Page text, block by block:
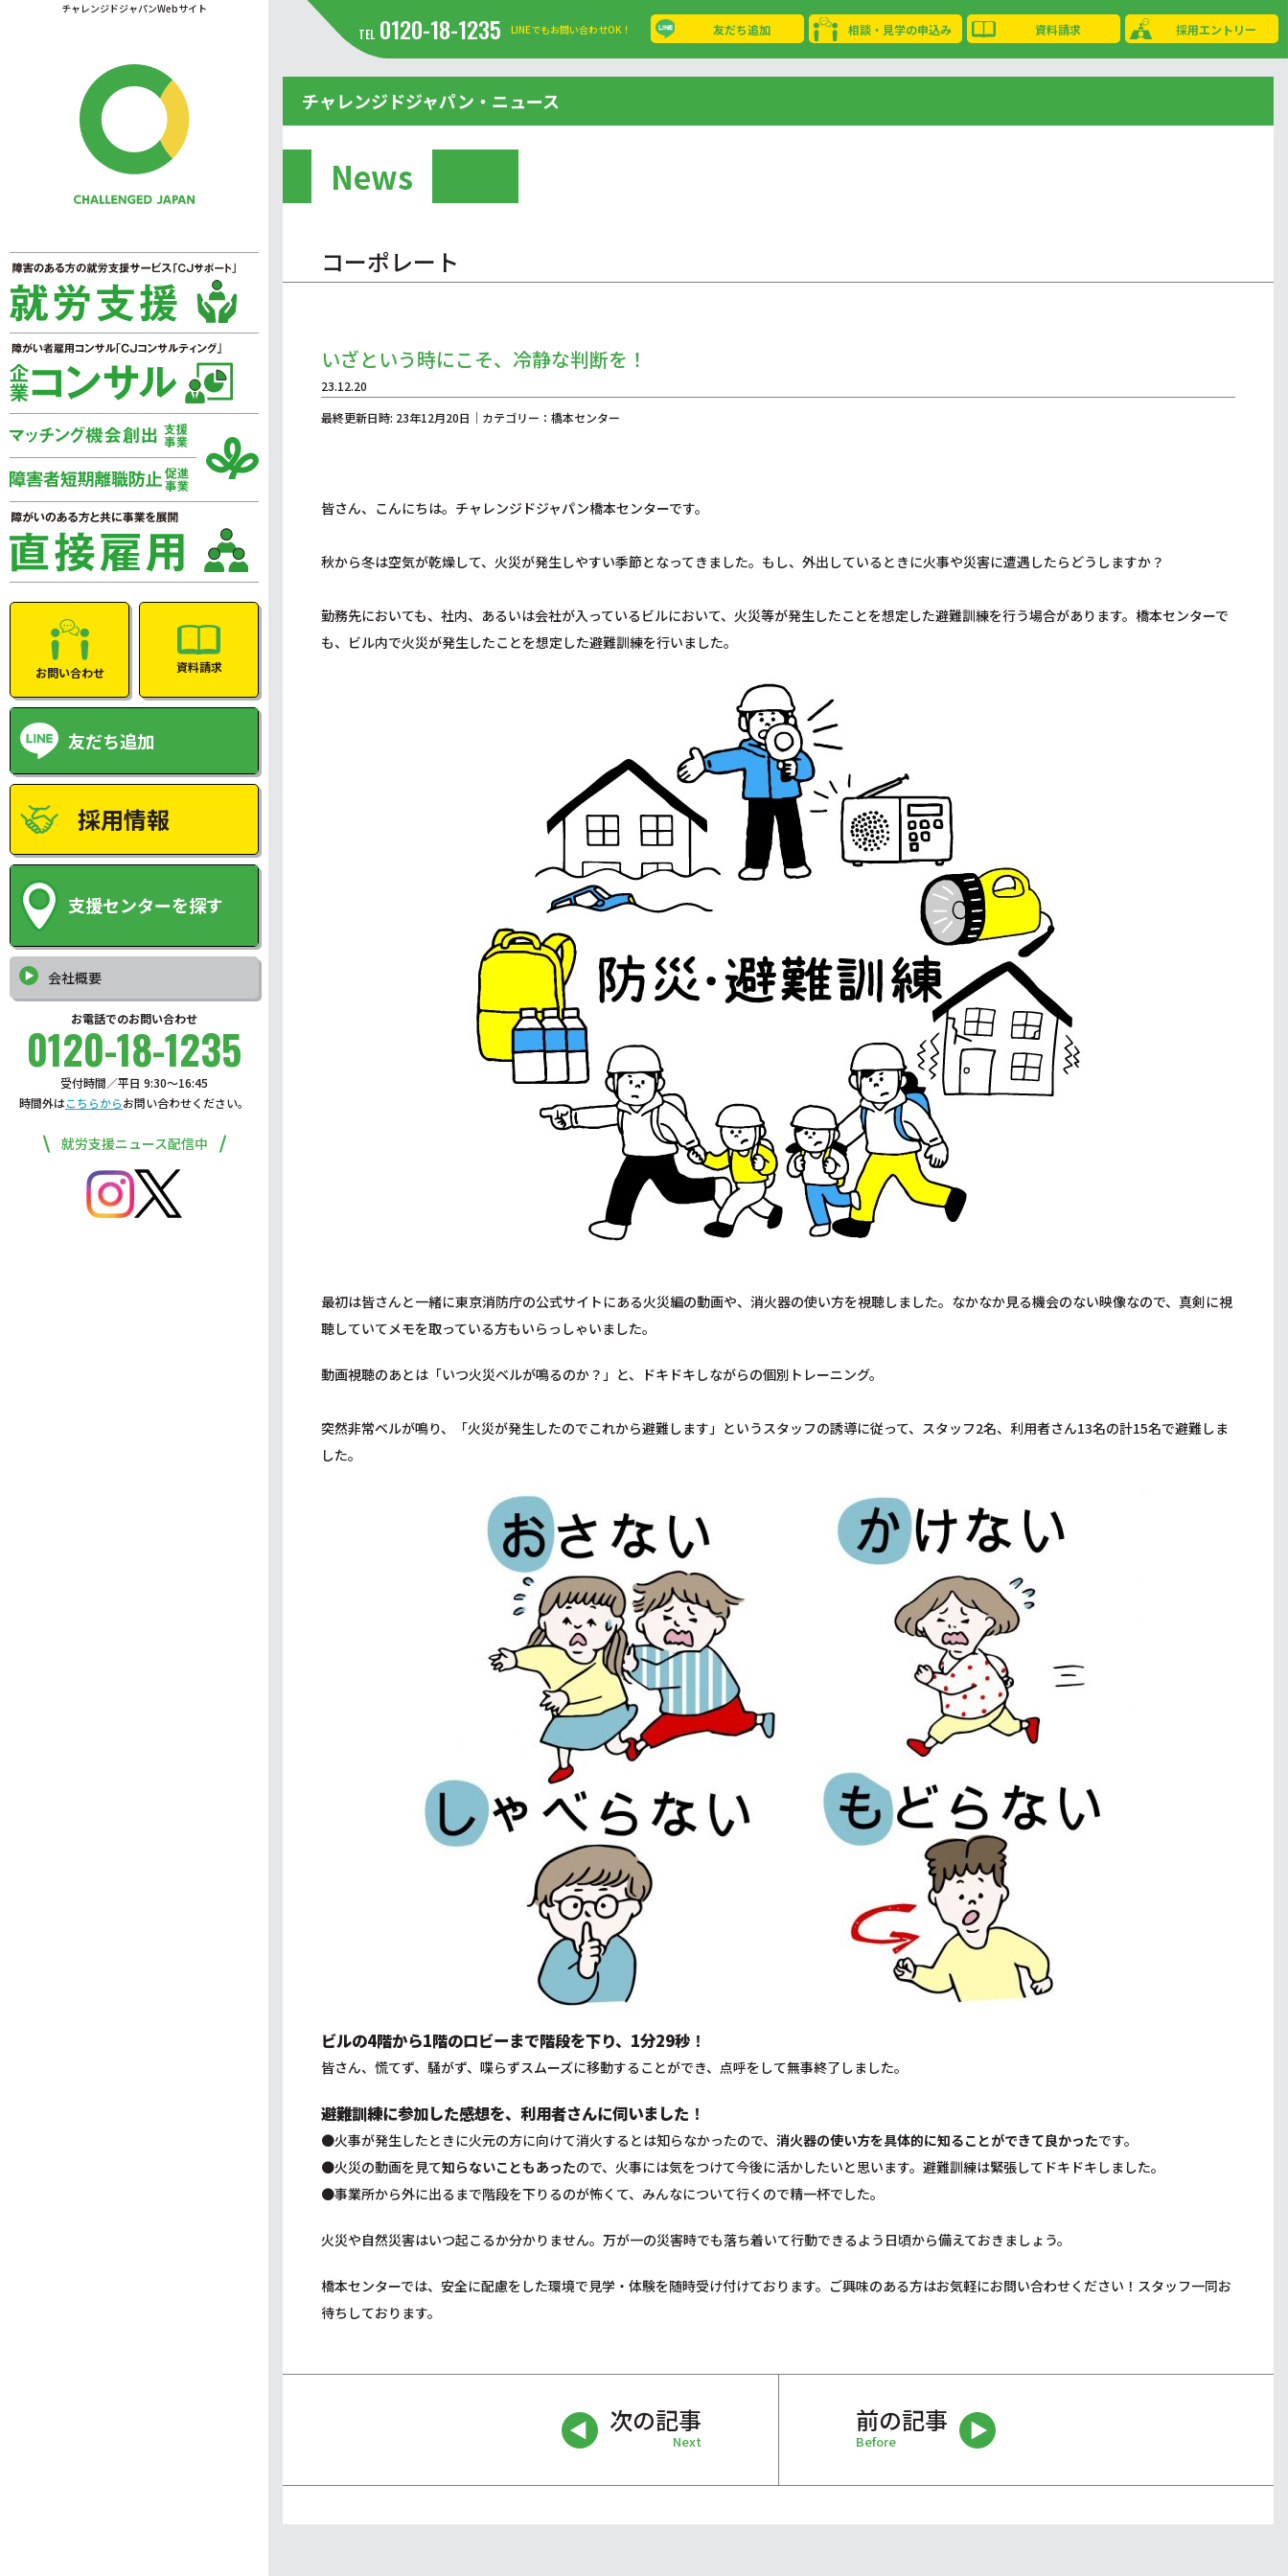
チャレンジドジャパンWebサイト
お問い合わせ 資料請求
友だち追加
採用情報
支援センターを探す
会社概要
お電話でのお問い合わせ
0120-18-1235
受付時間／平日 9:30〜16:45
時間外はこちらからお問い合わせください。
就労支援ニュース配信中
TEL 0120-18-1235 LINEでもお問い合わせOK！ 友だち追加 相談・見学の申込み 資料請求 採用エントリー
チャレンジドジャパン・ニュース
News
コーポレート
いざという時にこそ、冷静な判断を！
23.12.20
最終更新日時: 23年12月20日｜カテゴリー：橋本センター
皆さん、こんにちは。チャレンジドジャパン橋本センターです。
秋から冬は空気が乾燥して、火災が発生しやすい季節となってきました。もし、外出しているときに火事や災害に遭遇したらどうしますか？
勤務先においても、社内、あるいは会社が入っているビルにおいて、火災等が発生したことを想定した避難訓練を行う場合があります。橋本センターで
も、ビル内で火災が発生したことを想定した避難訓練を行いました。
最初は皆さんと一緒に東京消防庁の公式サイトにある火災編の動画や、消火器の使い方を視聴しました。なかなか見る機会のない映像なので、真剣に視
聴していてメモを取っている方もいらっしゃいました。
動画視聴のあとは「いつ火災ベルが鳴るのか？」と、ドキドキしながらの個別トレーニング。
突然非常ベルが鳴り、「火災が発生したのでこれから避難します」というスタッフの誘導に従って、スタッフ2名、利用者さん13名の計15名で避難しま
した。
ビルの4階から1階のロビーまで階段を下り、1分29秒 ！
皆さん、慌てず、騒がず、喋らずスムーズに移動することができ、点呼をして無事終了しました。
避難訓練に参加した感想を、利用者さんに伺いました ！
●火事が発生したときに火元の方に向けて消火するとは知らなかったので、 消火器の使い方を具体的に知ることができて良かったです。
●火災の動画を見て知らないこともあったので、火事には気をつけて今後に活かしたいと思います。避難訓練は緊張してドキドキしました。
●事業所から外に出るまで階段を下りるのが怖くて、みんなについて行くので精一杯でした。
火災や自然災害はいつ起こるか分かりません。万が一の災害時でも落ち着いて行動できるよう日頃から備えておきましょう。
橋本センターでは、安全に配慮をした環境で見学・体験を随時受け付けております。ご興味のある方はお気軽にお問い合わせください！スタッフ一同お
待ちしております。
次の記事
Next
前の記事
Before